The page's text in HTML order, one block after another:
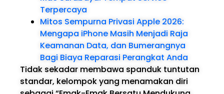
Terpercaya
Mitos Sempurna Privasi Apple 2026:
Mengapa iPhone Masih Menjadi Raja
Keamanan Data, dan Bumerangnya
Bagi Biaya Reparasi Perangkat Anda
Tidak sekadar membawa spanduk tuntutan
standar, kelompok yang menamakan diri